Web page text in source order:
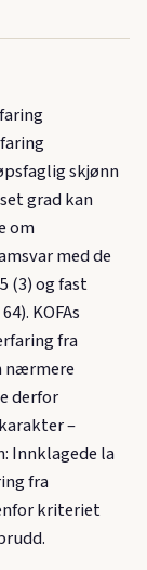
skjønn
grad kan
om
med de
(3) og fast
KOFAs
fra
nærmere
derfor
–
Innklagede la
fra
kriteriet